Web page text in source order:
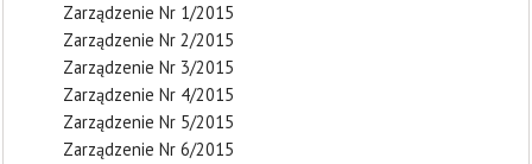
Zarządzenie Nr 1/2015
Zarządzenie Nr 2/2015
Zarządzenie Nr 3/2015
Zarządzenie Nr 4/2015
Zarządzenie Nr 5/2015
Zarządzenie Nr 6/2015